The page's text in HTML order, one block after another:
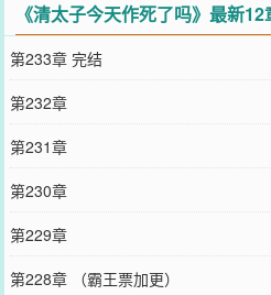
《清太子今天作死了吗》最新12
第233章 完结
第232章
第231章
第230章
第229章
第228章 （霸王票加更）